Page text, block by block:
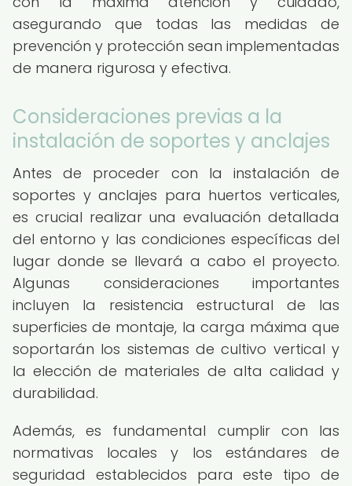
asegurando que todas las medidas de
prevención y protección sean implementadas
de manera rigurosa y efectiva.
Consideraciones previas a la
instalación de soportes y anclajes
Antes de proceder con la instalación de
soportes y anclajes para huertos verticales,
es crucial realizar una evaluación detallada
del entorno y las condiciones específicas del
lugar donde se llevará a cabo el proyecto.
Algunas consideraciones importantes
incluyen la resistencia estructural de las
superficies de montaje, la carga máxima que
soportarán los sistemas de cultivo vertical y
la elección de materiales de alta calidad y
durabilidad.
Además, es fundamental cumplir con las
normativas locales y los estándares de
seguridad establecidos para este tipo de